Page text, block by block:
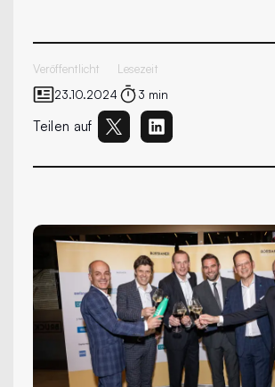
Veröffentlicht
23.10.2024
Lesezeit
3 min
Teilen auf